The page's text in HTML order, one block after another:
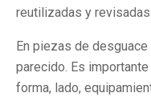
reutilizadas y revisadas.
En piezas de
parecido. Es
forma, lado,